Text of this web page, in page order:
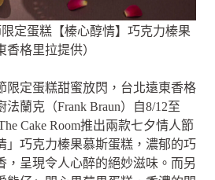
限定蛋糕【榛心醇情】巧克力榛果
格里拉提供）
限定蛋糕甜蜜放閃，台北遠東香格
蘭克（Frank Braun）自8/12至
Cake Room推出兩款七夕情人節
」巧克力榛果慕斯蛋糕，濃郁的巧
，呈現令人心醉的絕妙滋味。而另